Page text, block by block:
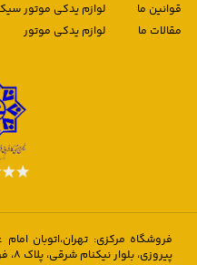
قوانین ما
مقالات ما
لوازم یدکی موتور
لوازم یدکی موتور
فروشگاه مرکزی: تهران،اتوبان
پیروزی، بلوار نیکنام شرقی، پلاک 8، فروشگاه تایلیور